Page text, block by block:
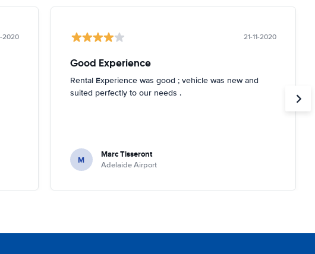
2020 21-11-2020
Good Experience
Rental Experience was good ; vehicle was new and
suited perfectly to our needs .
M Marc Tisseront
Adelaide Airport